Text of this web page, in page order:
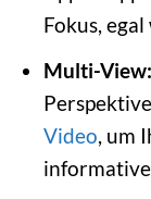
Fokus,
Multi-View:
Video ,